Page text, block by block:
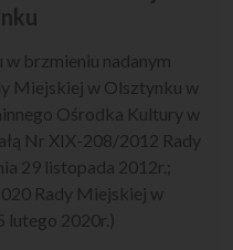
brzmieniu nadanym
Miejskiej w Olsztynku w
Ośrodka Kultury w
Nr XIX-208/2012 Rady
29 listopada 2012r.;
Rady Miejskiej w
lutego 2020r.)